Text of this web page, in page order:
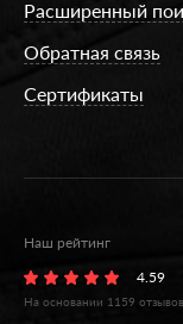
Расширенный
Обратная связь
Сертификаты
Наш рейтинг
4.59
На основании 1159 отзывов